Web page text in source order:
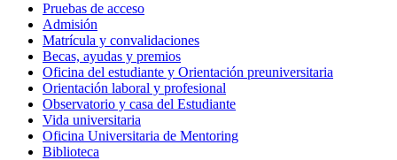
Pruebas de acceso
Admisión
Matrícula y convalidaciones
Becas, ayudas y premios
Oficina del estudiante y Orientación preuniversitaria
Orientación laboral y profesional
Observatorio y casa del Estudiante
Vida universitaria
Oficina Universitaria de Mentoring
Biblioteca